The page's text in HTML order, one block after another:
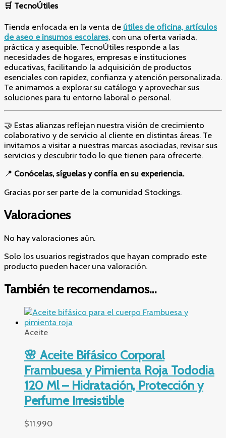
🛒 TecnoÚtiles
Tienda enfocada en la venta de útiles de oficina, artículos
de aseo e insumos escolares, con una oferta variada,
práctica y asequible. TecnoÚtiles responde a las
necesidades de hogares, empresas e instituciones
educativas, facilitando la adquisición de productos
esenciales con rapidez, confianza y atención personalizada.
Te animamos a explorar su catálogo y aprovechar sus
soluciones para tu entorno laboral o personal.
🤝 Estas alianzas reflejan nuestra visión de crecimiento
colaborativo y de servicio al cliente en distintas áreas. Te
invitamos a visitar a nuestras marcas asociadas, revisar sus
servicios y descubrir todo lo que tienen para ofrecerte.
📍 Conócelas, síguelas y confía en su experiencia.
Gracias por ser parte de la comunidad Stockings.
Valoraciones
No hay valoraciones aún.
Solo los usuarios registrados que hayan comprado este
producto pueden hacer una valoración.
También te recomendamos…
Aceite
🌸 Aceite Bifásico Corporal
Frambuesa y Pimienta Roja Tododia
120 Ml – Hidratación, Protección y
Perfume Irresistible
$11.990